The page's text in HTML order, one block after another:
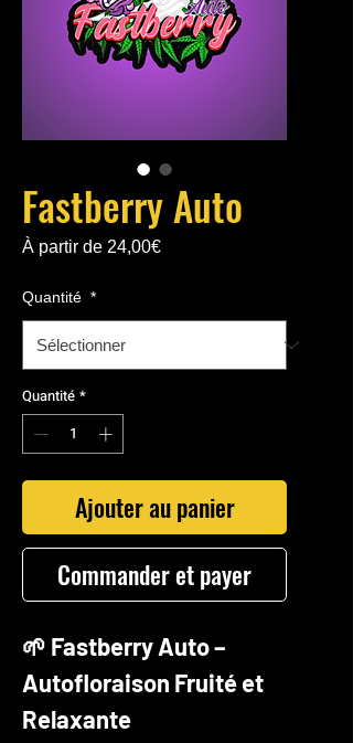
Fastberry Auto
À partir de 24,00€Prix
Quantité *
Quantité *
Ajouter au panier
Commander et payer
🌱 Fastberry Auto –
Autofloraison Fruité et
Relaxante